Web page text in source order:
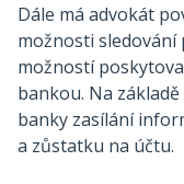
Dále má advokát
možnosti
možností
bankou. Na
banky zasílání
a zůstatku na účtu.